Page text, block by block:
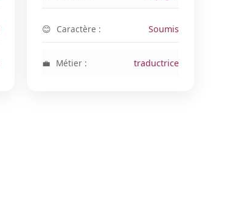
Caractère : Soumis
Métier : traductrice